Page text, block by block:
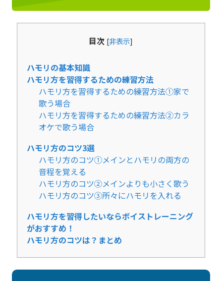
目次 [非表示]
ハモリの基本知識
ハモリ方を習得するための練習方法
ハモリ方を習得するための練習方法①家で
歌う場合
ハモリ方を習得するための練習方法②カラ
オケで歌う場合
ハモリ方のコツ3選
ハモリ方のコツ①メインとハモリの両方の
音程を覚える
ハモリ方のコツ②メインよりも小さく歌う
ハモリ方のコツ③所々にハモリを入れる
ハモリ方を習得したいならボイストレーニング
がおすすめ！
ハモリ方のコツは？まとめ